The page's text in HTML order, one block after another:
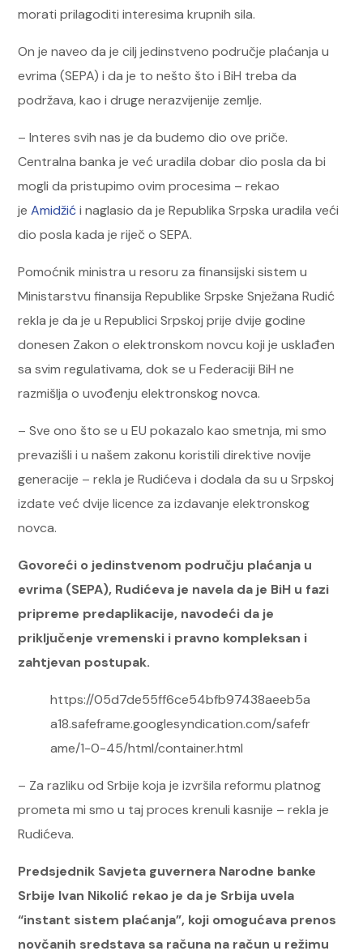
morati prilagoditi interesima krupnih sila.
On je naveo da je cilj jedinstveno područje plaćanja u
evrima (SEPA) i da je to nešto što i BiH treba da
podržava, kao i druge nerazvijenije zemlje.
– Interes svih nas je da budemo dio ove priče.
Centralna banka je već uradila dobar dio posla da bi
mogli da pristupimo ovim procesima – rekao
jeAmidžići naglasio da je Republika Srpska uradila veći
dio posla kada je riječ o SEPA.
Pomoćnik ministra u resoru za finansijski sistem u
Ministarstvu finansija Republike Srpske Snježana Rudić
rekla je da je u Republici Srpskoj prije dvije godine
donesen Zakon o elektronskom novcu koji je usklađen
sa svim regulativama, dok se u Federaciji BiH ne
razmišlja o uvođenju elektronskog novca.
– Sve ono što se u EU pokazalo kao smetnja, mi smo
prevazišli i u našem zakonu koristili direktive novije
generacije – rekla je Rudićeva i dodala da su u Srpskoj
izdate već dvije licence za izdavanje elektronskog
novca.
Govoreći o jedinstvenom području plaćanja u
evrima (SEPA), Rudićeva je navela da je BiH u fazi
pripreme predaplikacije, navodeći da je
priključenje vremenski i pravno kompleksan i
zahtjevan postupak.
https://05d7de55ff6ce54bfb97438aeeb5a
a18.safeframe.googlesyndication.com/safefr
ame/1-0-45/html/container.html
– Za razliku od Srbije koja je izvršila reformu platnog
prometa mi smo u taj proces krenuli kasnije – rekla je
Rudićeva.
Predsjednik Savjeta guvernera Narodne banke
Srbije Ivan Nikolić rekao je da je Srbija uvela
“instant sistem plaćanja”, koji omogućava prenos
novčanih sredstava sa računa na račun u režimu